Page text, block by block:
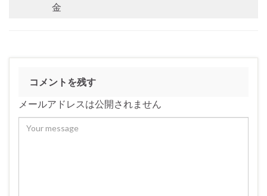
金
コメントを残す
メールアドレスは公開されません